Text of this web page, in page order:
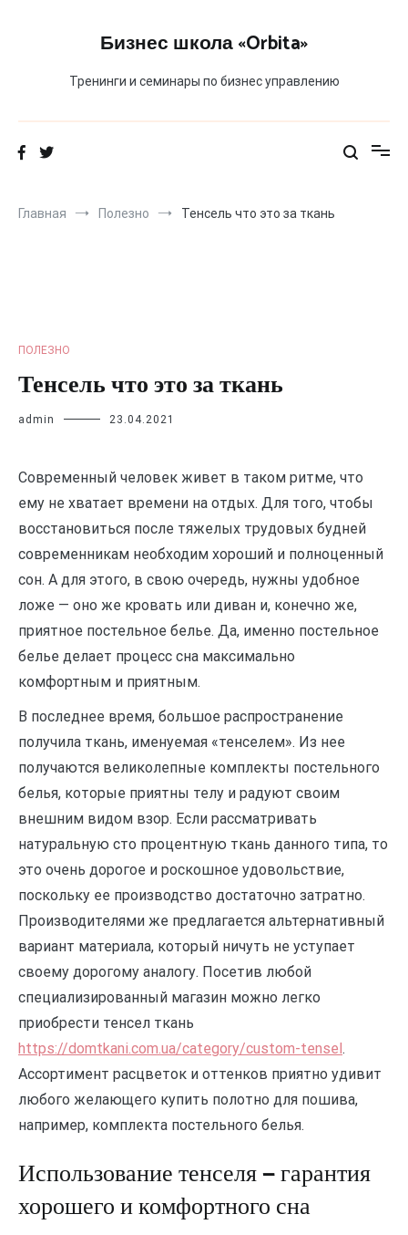
Бизнес школа «Orbita»
Тренинги и семинары по бизнес управлению
Главная Полезно Тенсель что это за ткань
ПОЛЕЗНО
Тенсель что это за ткань
admin 23.04.2021
Современный человек живет в таком ритме, что
ему не хватает времени на отдых. Для того, чтобы
восстановиться после тяжелых трудовых будней
современникам необходим хороший и полноценный
сон. А для этого, в свою очередь, нужны удобное
ложе — оно же кровать или диван и, конечно же,
приятное постельное белье. Да, именно постельное
белье делает процесс сна максимально
комфортным и приятным.
В последнее время, большое распространение
получила ткань, именуемая «тенселем». Из нее
получаются великолепные комплекты постельного
белья, которые приятны телу и радуют своим
внешним видом взор. Если рассматривать
натуральную сто процентную ткань данного типа, то
это очень дорогое и роскошное удовольствие,
поскольку ее производство достаточно затратно.
Производителями же предлагается альтернативный
вариант материала, который ничуть не уступает
своему дорогому аналогу. Посетив любой
специализированный магазин можно легко
приобрести тенсел ткань
https://domtkani.com.ua/category/custom-tensel.
Ассортимент расцветок и оттенков приятно удивит
любого желающего купить полотно для пошива,
например, комплекта постельного белья.
Использование тенселя — гарантия
хорошего и комфортного сна